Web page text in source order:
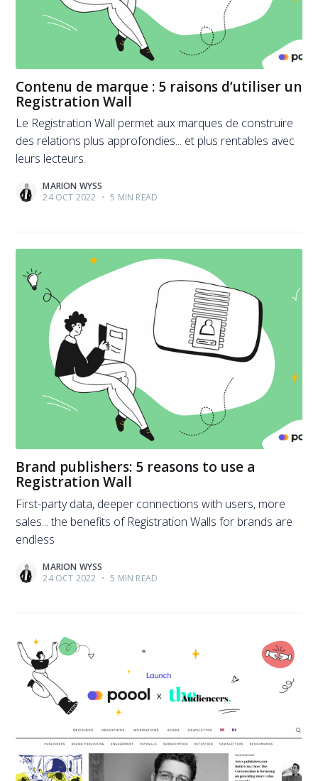
Contenu de marque : 5 raisons d’utiliser un
Registration Wall
Le Registration Wall permet aux marques de construire
des relations plus approfondies... et plus rentables avec
leurs lecteurs.
MARION WYSS
24 OCT 2022 • 5 MIN READ
Brand publishers: 5 reasons to use a
Registration Wall
First-party data, deeper connections with users, more
sales... the benefits of Registration Walls for brands are
endless
MARION WYSS
24 OCT 2022 • 5 MIN READ